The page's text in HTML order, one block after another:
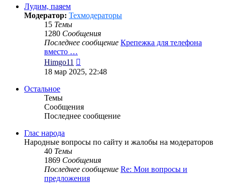
сообщению
Лудим, паяем
Модератор: Техмодераторы
15 Темы
1280 Сообщения
Последнее сообщение Крепежка для телефона
вместо …
Himgo11
к
18 мар 2025, 22:48
Остальное
Темы
Сообщения
Последнее сообщение
Глас народа
Народные вопросы по сайту и жалобы на модераторов
40 Темы
1869 Сообщения
Последнее сообщение Re: Мои вопросы и
предложения